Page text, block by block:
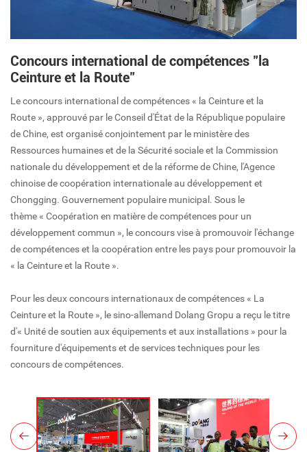
Concours international de compétences "la
Ceinture et la Route"
Le concours international de compétences « la Ceinture et la
Route », approuvé par le Conseil d'État de la République populaire
de Chine, est organisé conjointement par le ministère des
Ressources humaines et de la Sécurité sociale et la Commission
nationale du développement et de la réforme de Chine, l'Agence
chinoise de coopération internationale au développement et
Chongging. Gouvernement populaire municipal. Sous le
thème « Coopération en matière de compétences pour un
développement commun », le concours vise à promouvoir l'échange
de compétences et la coopération entre les pays pour promouvoir la
« la Ceinture et la Route ».
Pour les deux concours internationaux de compétences « La
Ceinture et la Route », le sino-allemand Dolang Gropu a reçu le titre
d'« Unité de soutien aux équipements et aux installations » pour la
fourniture d'équipements et de services techniques pour les
concours de compétences.